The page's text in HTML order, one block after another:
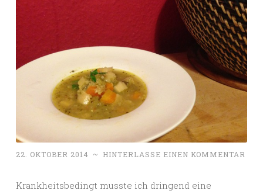
22. OKTOBER 2014 ~ HINTERLASSE EINEN KOMMENTAR
Krankheitsbedingt musste ich dringend eine